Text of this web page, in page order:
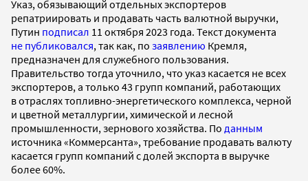
Указ, обязывающий отдельных экспортеров
репатриировать и продавать часть валютной выручки,
Путин подписал 11 октября 2023 года. Текст документа
не публиковался, так как, по заявлению Кремля,
предназначен для служебного пользования.
Правительство тогда уточнило, что указ касается не всех
экспортеров, а только 43 групп компаний, работающих
в отраслях топливно-энергетического комплекса, черной
и цветной металлургии, химической и лесной
промышленности, зернового хозяйства. По данным
источника «Коммерсанта», требование продавать валюту
касается групп компаний с долей экспорта в выручке
более 60%.